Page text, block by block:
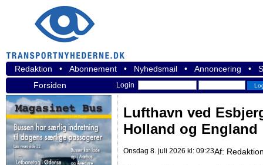
Redaktion • Abonnement • Nyhedsmail • Annoncering •
Forsiden
Login
Lufthavn ved
Holland og England
Onsdag 8. juli 2026 kl: 09:23Af: